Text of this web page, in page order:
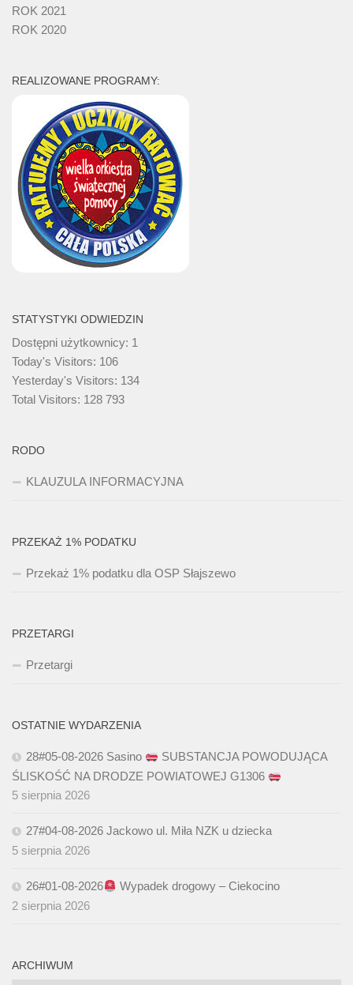
ROK 2021
ROK 2020
REALIZOWANE PROGRAMY:
STATYSTYKI ODWIEDZIN
Dostępni użytkownicy: 1
Today's Visitors: 106
Yesterday's Visitors: 134
Total Visitors: 128 793
RODO
KLAUZULA INFORMACYJNA
PRZEKAŻ 1% PODATKU
Przekaż 1% podatku dla OSP Słajszewo
PRZETARGI
Przetargi
OSTATNIE WYDARZENIA
28#05-08-2026 Sasino
SUBSTANCJA POWODUJĄCA
ŚLISKOŚĆ NA DRODZE POWIATOWEJ G1306
5 sierpnia 2026
27#04-08-2026 Jackowo ul. Miła NZK u dziecka
5 sierpnia 2026
26#01-08-2026
Wypadek drogowy – Ciekocino
2 sierpnia 2026
ARCHIWUM